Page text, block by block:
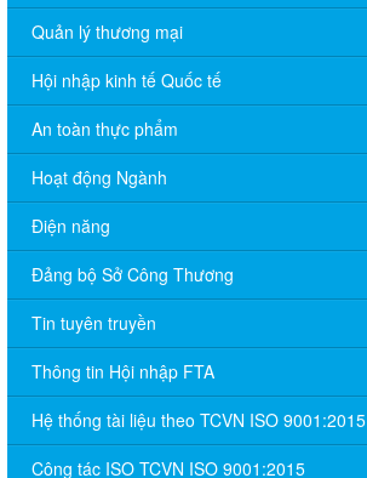
Quản lý thương mại
Hội nhập kinh tế Quốc tế
An toàn thực phẩm
Hoạt động Ngành
Điện năng
Đảng bộ Sở Công Thương
Tin tuyên truyền
Thông tin Hội nhập FTA
Hệ thống tài liệu theo TCVN ISO 9001:2015
Công tác ISO TCVN ISO 9001:2015